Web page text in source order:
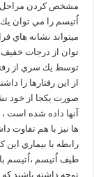
مشخص كردن مراحل
اُتيسم را مي توان
ميتواند نشانه هاي
توان از درجات خفيف
توسط يك سري از
از اين رفتارها را
صورت يكجا از خود
آنها داده شده است
ها نيز با هم تفاوت
رابطه با بيماري اين
طيف اُتيسم ،اُتيسم با
توجه داشته باشند